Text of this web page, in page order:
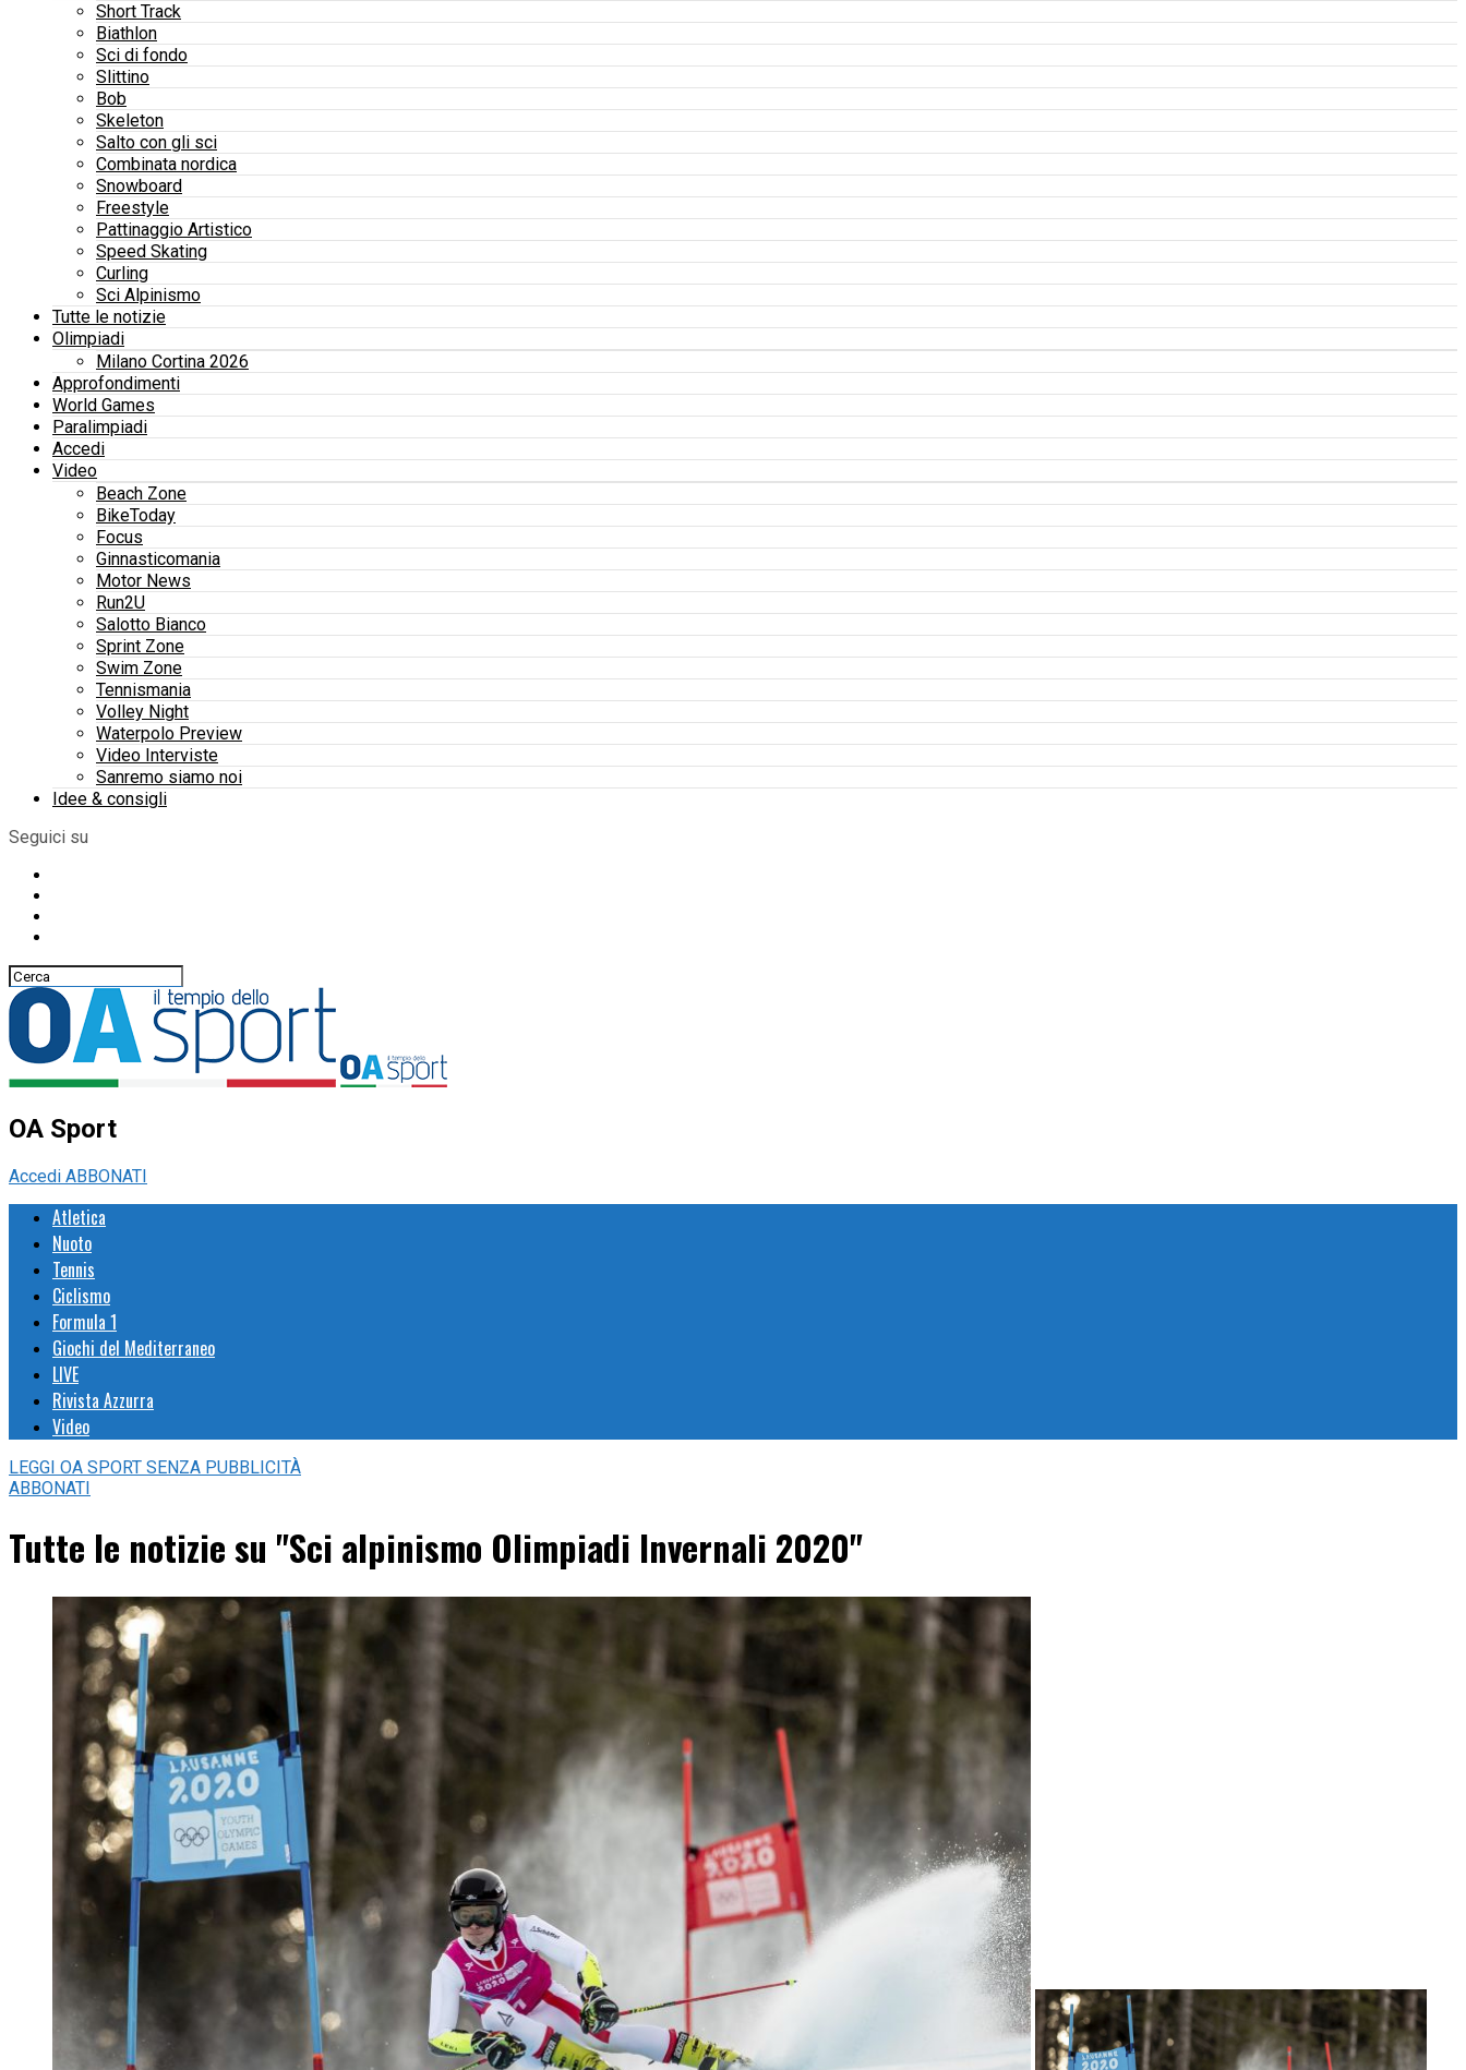
Short Track
Biathlon
Sci di fondo
Slittino
Bob
Skeleton
Salto con gli sci
Combinata nordica
Snowboard
Freestyle
Pattinaggio Artistico
Speed Skating
Curling
Sci Alpinismo
Tutte le notizie
Olimpiadi
Milano Cortina 2026
Approfondimenti
World Games
Paralimpiadi
Accedi
Video
Beach Zone
BikeToday
Focus
Ginnasticomania
Motor News
Run2U
Salotto Bianco
Sprint Zone
Swim Zone
Tennismania
Volley Night
Waterpolo Preview
Video Interviste
Sanremo siamo noi
Idee & consigli
Seguici su
OA Sport
Accedi ABBONATI
Atletica
Nuoto
Tennis
Ciclismo
Formula 1
Giochi del Mediterraneo
LIVE
Rivista Azzurra
Video
LEGGI OA SPORT SENZA PUBBLICITÀ
ABBONATI
Tutte le notizie su "Sci alpinismo Olimpiadi Invernali 2020"